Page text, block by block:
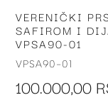
Skip
to
the
beginning
the
VERENIČKI
SAFIROM I
VPSA90-01
VPSA90-01
100.000,00